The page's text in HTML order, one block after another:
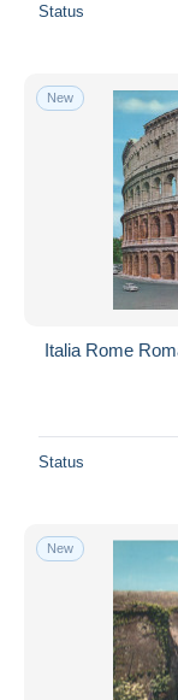
Status
New
Italia Rome
Status
New